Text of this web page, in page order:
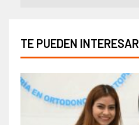
TE PUEDEN INTERESAR